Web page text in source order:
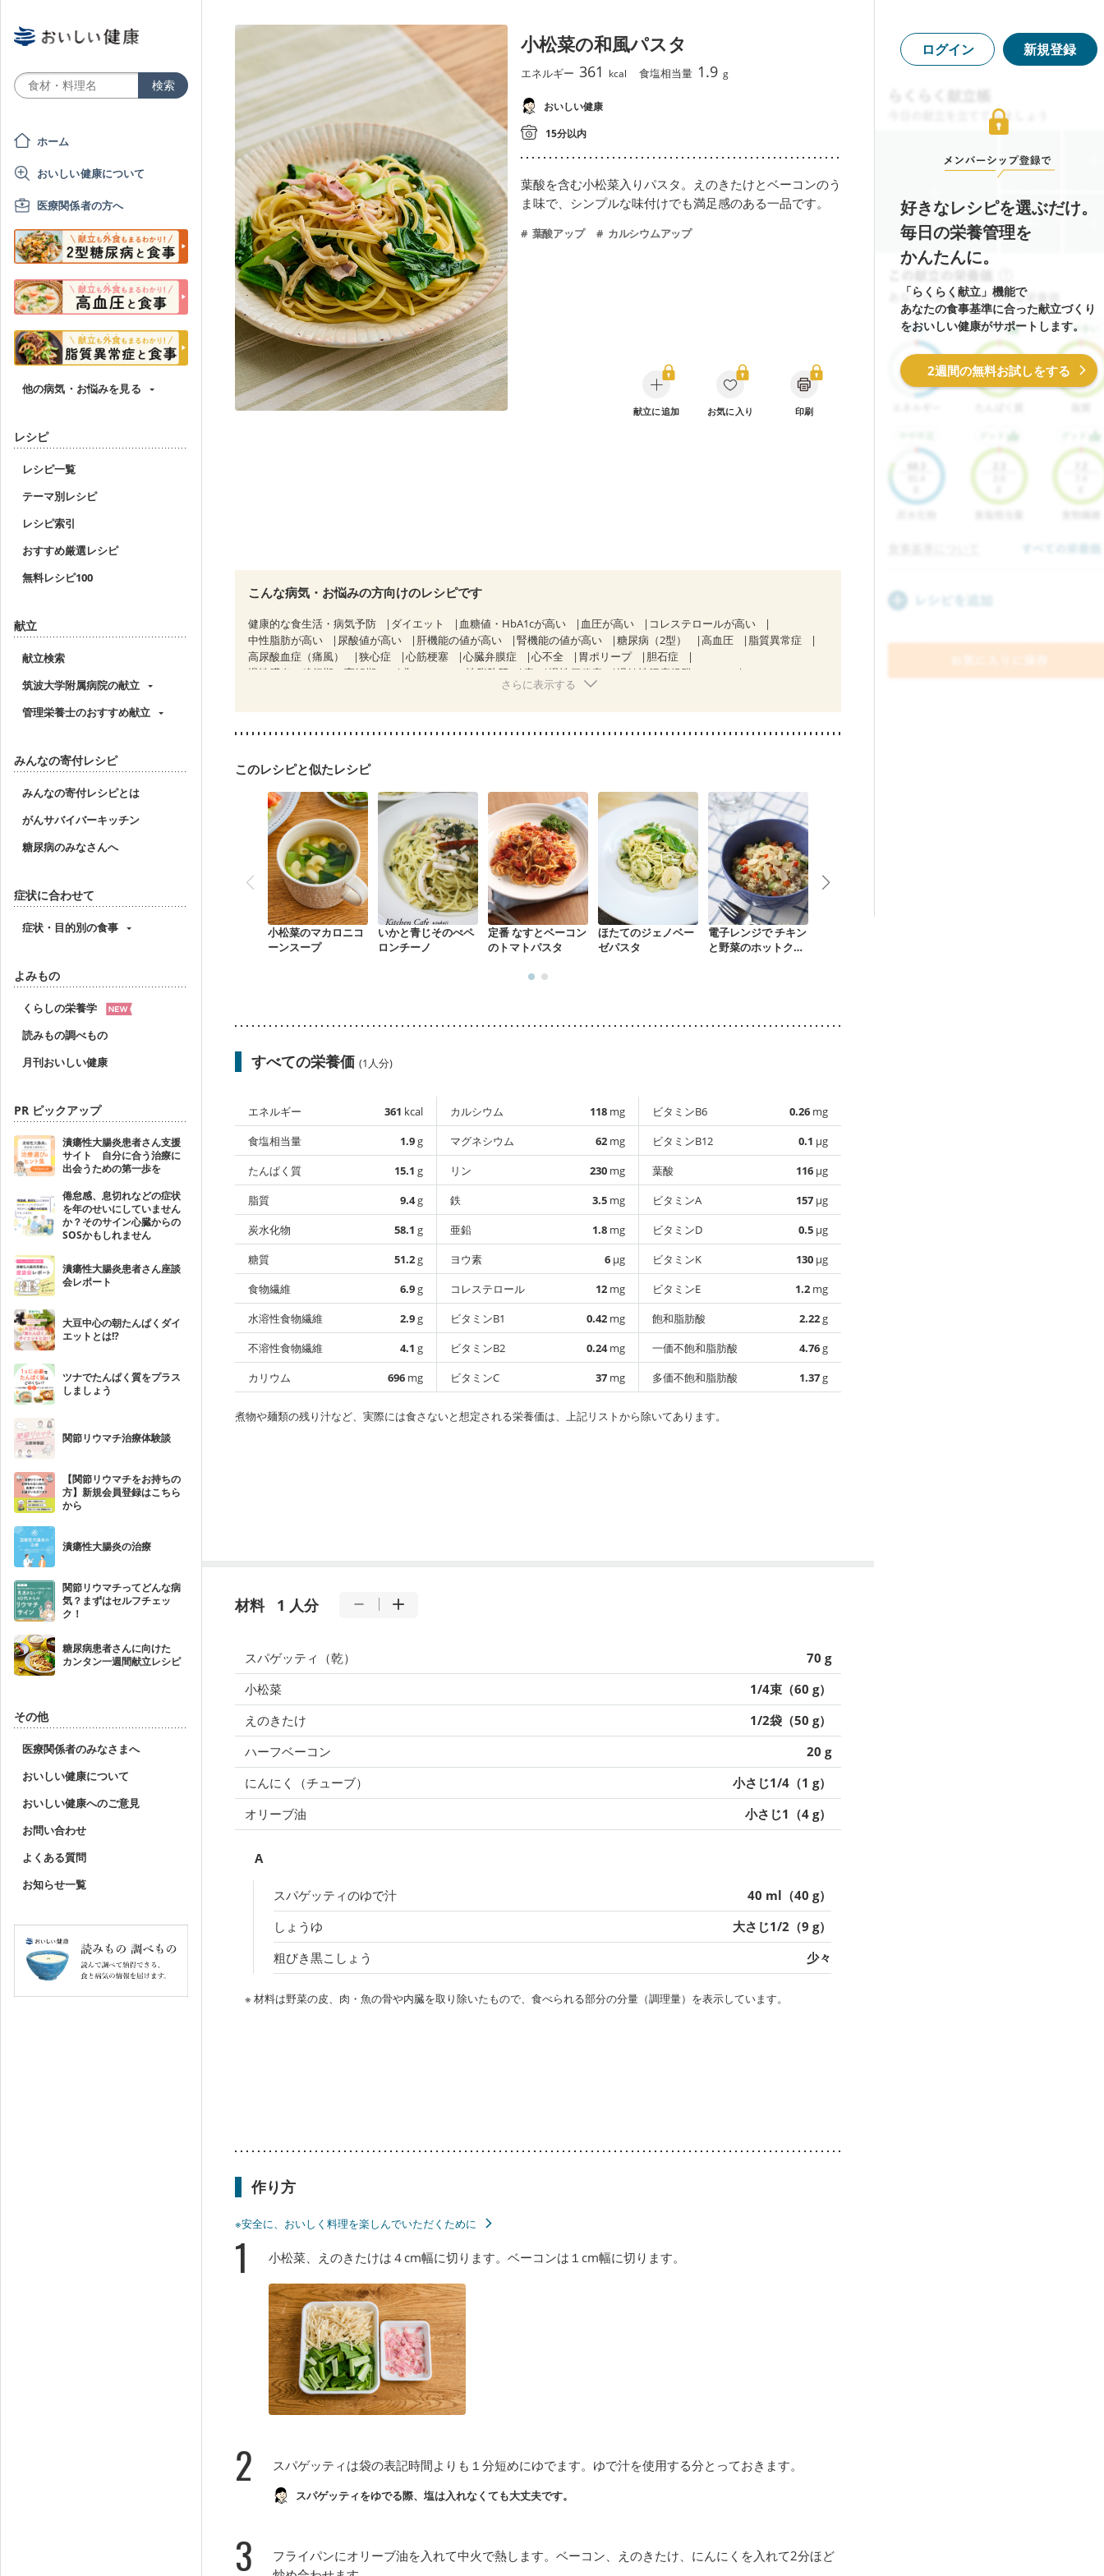
ホーム
おいしい健康について
医療関係者の方へ
他の病気・お悩みを見る
レシピ
レシピ一覧
テーマ別レシピ
レシピ索引
おすすめ厳選レシピ
無料レシピ100
献立
献立検索
筑波大学附属病院の献立
管理栄養士のおすすめ献立
みんなの寄付レシピ
みんなの寄付レシピとは
がんサバイバーキッチン
糖尿病のみなさんへ
症状に合わせて
症状・目的別の食事
よみもの
くらしの栄養学
読みもの調べもの
月刊おいしい健康
PR ピックアップ
潰瘍性大腸炎患者さん支援
サイト 自分に合う治療に
出会うための第一歩を
倦怠感、息切れなどの症状
を年のせいにしていません
か？そのサイン心臓からの
SOSかもしれません
潰瘍性大腸炎患者さん座談
会レポート
大豆中心の朝たんぱくダイ
エットとは!?
ツナでたんぱく質をプラス
しましょう
関節リウマチ治療体験談
【関節リウマチをお持ちの
方】新規会員登録はこちら
から
潰瘍性大腸炎の治療
関節リウマチってどんな病
気？まずはセルフチェッ
ク！
糖尿病患者さんに向けた
カンタン一週間献立レシピ
その他
医療関係者のみなさまへ
おいしい健康について
おいしい健康へのご意見
お問い合わせ
よくある質問
お知らせ一覧
小松菜の和風パスタ
エネルギー 361 kcal 食塩相当量 1.9 g
おいしい健康
15分以内
葉酸を含む小松菜入りパスタ。えのきたけとベーコンのう
ま味で、シンプルな味付けでも満足感のある一品です。
葉酸アップ カルシウムアップ
献立に追加 お気に入り 印刷
こんな病気・お悩みの方向けのレシピです
健康的な食生活・病気予防 ダイエット 血糖値・HbA1cが高い 血圧が高い
コレステロールが高い
中性脂肪が高い
尿酸値が高い 肝機能の値が高い 腎機能の値が高い 糖尿病（2型） 高血圧
脂質異常症
高尿酸血症（痛風）
狭心症 心筋梗塞 心臓弁膜症 心不全 胃ポリープ
胆石症
慢性膵炎（移行期・寛解期）
非アルコール性脂肪肝 痔 慢性便秘症
過敏性腸症候群（IBS）
糖尿病性腎症（第２期）
妊婦健診・体重増加が気になる（初期）
妊婦健診・血圧が気になる（初期）
産後（ミルク）
骨折
さらに表示する
このレシピと似たレシピ
小松菜のマカロニコ
ーンスープ
いかと青じそのぺペ
ロンチーノ
定番 なすとベーコン
のトマトパスタ
ほたてのジェノベー
ゼパスタ
電子レンジで チキン
と野菜のホットクス
すべての栄養価 (1人分)
エネルギー 361 kcal
食塩相当量
1.9g
たんぱく質
15.1 g
脂質
9.4g
炭水化物
58.1 g
糖質
51.2g
食物繊維
6.9g
水溶性食物繊維
2.9g
不溶性食物繊維
4.1 g
カリウム
696 mg
カルシウム 118 mg
マグネシウム
62 mg
リン
230 mg
鉄
3.5 mg
亜鉛
1.8 mg
ヨウ素
6 µg
コレステロール
12 mg
ビタミンB1
0.42 mg
ビタミンB2
0.24mg
ビタミンC
37 mg
ビタミンB6 0.26 mg
ビタミンB12
0.1 µg
葉酸
116 µg
ビタミンA
157 µg
ビタミンD
0.5 µg
ビタミンK
130 µg
ビタミンE
1.2 mg
飽和脂肪酸
2.22g
一価不飽和脂肪酸
4.76g
多価不飽和脂肪酸
1.37g
煮物や麺類の残り汁など、実際には食さないと想定される栄養価は、上記リストから除いてあります。
材料 1 人分
スパゲッティ（乾）
70 g
小松菜
1/4束（60 g）
えのきたけ
1/2袋（50 g）
ハーフベーコン
20 g
にんにく（チューブ）
小さじ1/4（1 g）
オリーブ油
小さじ1（4 g）
A
スパゲッティのゆで汁
40 ml（40 g）
しょうゆ
大さじ1/2（9 g）
粗びき黒こしょう
少々
※ 材料は野菜の皮、肉・魚の骨や内臓を取り除いたもので、食べられる部分の分量（調理量）を表示しています。
作り方
※安全に、おいしく料理を楽しんでいただくために
1 小松菜、えのきたけは４cm幅に切ります。ベーコンは１cm幅に切ります。
2 スパゲッティは袋の表記時間よりも１分短めにゆでます。ゆで汁を使用する分とっておきます。
スパゲッティをゆでる際、塩は入れなくても大丈夫です。
3
フライパンにオリーブ油を入れて中火で熱します。ベーコン、えのきたけ、にんにくを入れて2分ほど
ログイン 新規登録
好きなレシピを選ぶだけ。
毎日の栄養管理を
かんたんに。
「らくらく献立」機能で
あなたの食事基準に合った献立づくり
をおいしい健康がサポートします。
2週間の無料お試しをする